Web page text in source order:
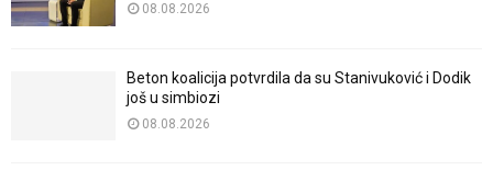
08.08.2026
Beton koalicija potvrdila da su Stanivuković i Dodik
još u simbiozi
08.08.2026